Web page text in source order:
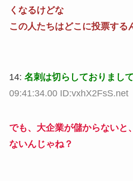
くなるけどな
この人たちはどこに投票する
14: 名刺は切らしておりまして
09:41:34.00 ID:vxhX2FsS.net
でも、大企業が儲からないと
ないんじゃね？